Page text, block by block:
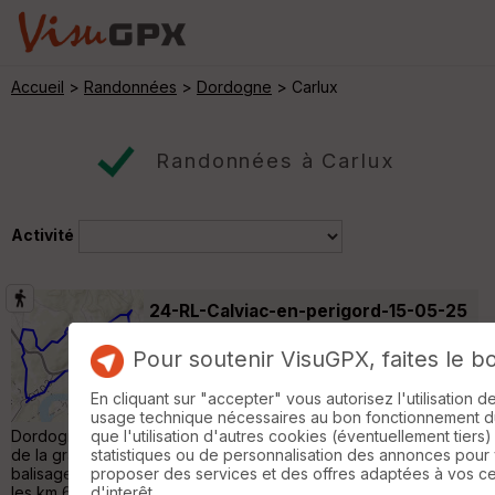
Accueil > Randonnées > Dordogne > Carlux
Randonnées à Carlux
Activité
24-RL-Calviac-en-perigord-15-05-25
Départ: depuis la D 703, arrivé au
croisement pour aller à Calviac, partir vers la
Dordogne, un parking avec 2 tables se trouve en contre-bas
de la grande route. GPS et Carte recommandés, pas de
balisage spécifique. Deux belles montées au programme. Entre
Pour soutenir VisuGPX, faites le
En cliquant sur "accepter" vous autorisez l'utilisation
usage technique nécessaires au bon fonctionnement
que l'utilisation d'autres cookies (éventuellement
statistiques ou de personnalisation des annonces pour
proposer des services et des offres adaptées à vos